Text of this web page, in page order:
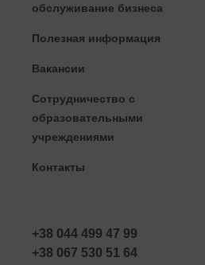
обслуживание бизнеса
Полезная информация
Вакансии
Сотрудничество с
образовательными
учреждениями
Контакты
+38 044 499 47 99
+38 067 530 51 64